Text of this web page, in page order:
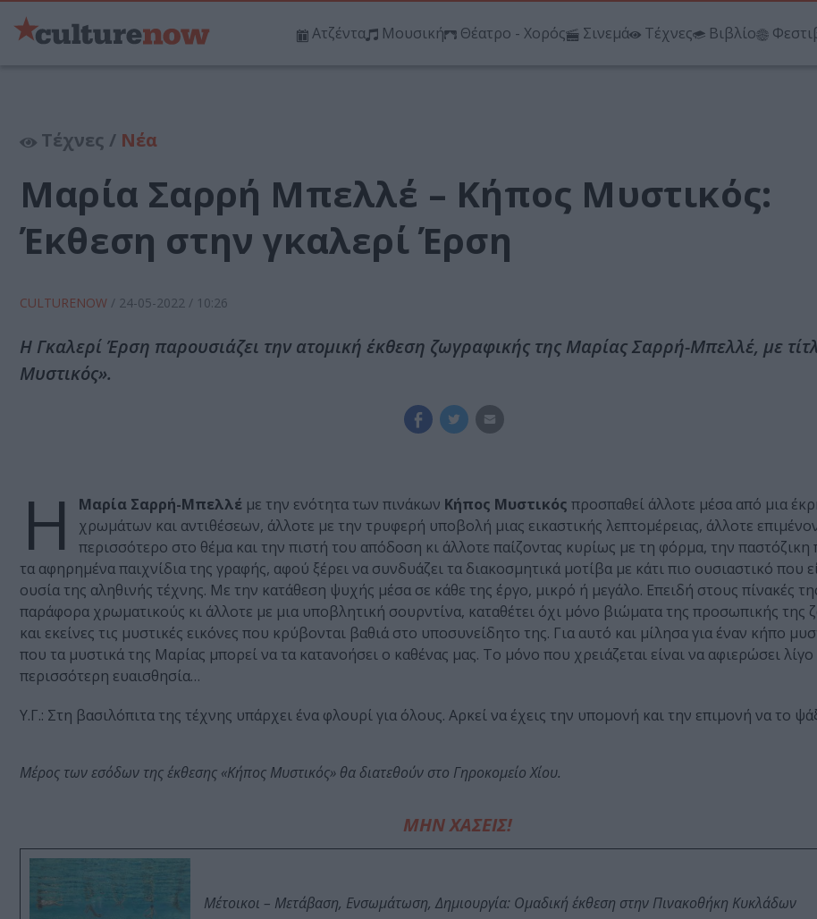
Ατζέντα Μουσική Θέατρο - Χορός Σινεμά Τέχνες Βιβλίο
Τέχνες / Νέα
Μαρία Σαρρή Μπελλέ – Κήπος Μυστικός:
Έκθεση στην γκαλερί Έρση
CULTURENOW / 24-05-2022 / 10:26
Η Γκαλερί Έρση παρουσιάζει την ατομική έκθεση ζωγραφικής της Μαρίας Σαρρή-Μπελλέ, με
Μυστικός».
Η Μαρία Σαρρή-Μπελλέ με την ενότητα των πινάκων Κήπος Μυστικός προσπαθεί άλλοτε μέσα από μια
χρωμάτων και αντιθέσεων, άλλοτε με την τρυφερή υποβολή μιας εικαστικής λεπτομέρειας, άλλοτε
περισσότερο στο θέμα και την πιστή του απόδοση κι άλλοτε παίζοντας κυρίως με τη φόρμα, την παστόζικη
τα αφηρημένα παιχνίδια της γραφής, αφού ξέρει να συνδυάζει τα διακοσμητικά μοτίβα με κάτι πιο ουσιαστικό που
ουσία της αληθινής τέχνης. Με την κατάθεση ψυχής μέσα σε κάθε της έργο, μικρό ή μεγάλο. Επειδή στους πίνακές
παράφορα χρωματικούς κι άλλοτε με μια υποβλητική σουρντίνα, καταθέτει όχι μόνο βιώματα της προσωπικής της
και εκείνες τις μυστικές εικόνες που κρύβονται βαθιά στο υποσυνείδητο της. Για αυτό και μίλησα για έναν κήπο
που τα μυστικά της Μαρίας μπορεί να τα κατανοήσει ο καθένας μας. Το μόνο που χρειάζεται είναι να αφιερώσει
περισσότερη ευαισθησία…
Υ.Γ.: Στη βασιλόπιτα της τέχνης υπάρχει ένα φλουρί για όλους. Αρκεί να έχεις την υπομονή και την επιμονή να το
Μέρος των εσόδων της έκθεσης «Κήπος Μυστικός» θα διατεθούν στο Γηροκομείο Χίου.
ΜΗΝ ΧΑΣΕΙΣ!
Μέτοικοι – Μετάβαση, Ενσωμάτωση, Δημιουργία: Ομαδική έκθεση στην Πινακοθήκη Κυκλάδων